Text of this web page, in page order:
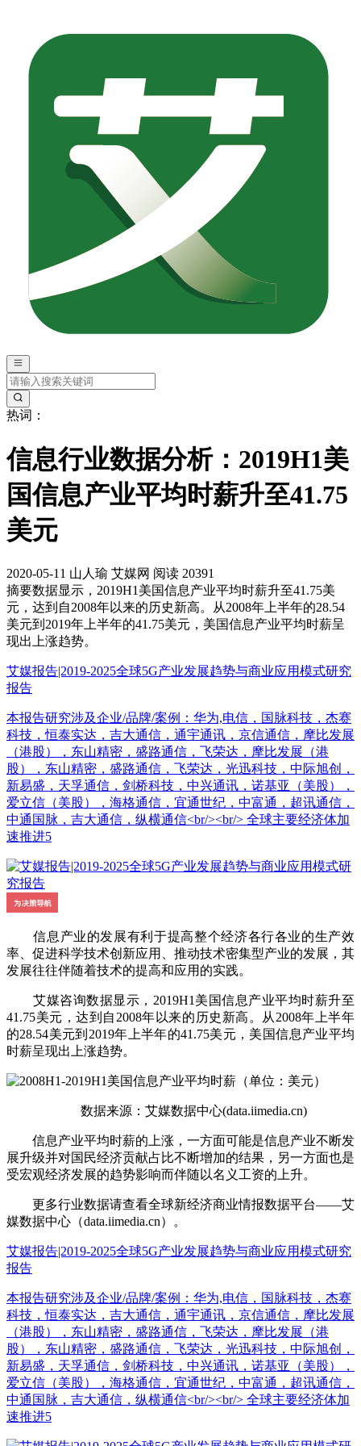
热词：
信息行业数据分析：2019H1美
国信息产业平均时薪升至41.75
美元
2020-05-11 山人瑜 艾媒网 阅读 20391
摘要数据显示，2019H1美国信息产业平均时薪升至41.75美
元，达到自2008年以来的历史新高。从2008年上半年的28.54
美元到2019年上半年的41.75美元，美国信息产业平均时薪呈
现出上涨趋势。
艾媒报告|2019-2025全球5G产业发展趋势与商业应用模式研究
报告
本报告研究涉及企业/品牌/案例：华为,电信，国脉科技，杰赛
科技，恒泰实达，吉大通信，通宇通讯，京信通信，摩比发展
（港股），东山精密，盛路通信，飞荣达，摩比发展（港
股），东山精密，盛路通信，飞荣达，光迅科技，中际旭创，
新易盛，天孚通信，剑桥科技，中兴通讯，诺基亚（美股），
爱立信（美股），海格通信，宜通世纪，中富通，超讯通信，
中通国脉，吉大通信，纵横通信<br/><br/> 全球主要经济体加
速推进5
信息产业的发展有利于提高整个经济各行各业的生产效
率、促进科学技术创新应用、推动技术密集型产业的发展，其
发展往往伴随着技术的提高和应用的实践。
艾媒咨询数据显示，2019H1美国信息产业平均时薪升至
41.75美元，达到自2008年以来的历史新高。从2008年上半年
的28.54美元到2019年上半年的41.75美元，美国信息产业平均
时薪呈现出上涨趋势。
数据来源：艾媒数据中心(data.iimedia.cn)
信息产业平均时薪的上涨，一方面可能是信息产业不断发
展升级并对国民经济贡献占比不断增加的结果，另一方面也是
受宏观经济发展的趋势影响而伴随以名义工资的上升。
更多行业数据请查看全球新经济商业情报数据平台——艾
媒数据中心（data.iimedia.cn）。
艾媒报告|2019-2025全球5G产业发展趋势与商业应用模式研究
报告
本报告研究涉及企业/品牌/案例：华为,电信，国脉科技，杰赛
科技，恒泰实达，吉大通信，通宇通讯，京信通信，摩比发展
（港股），东山精密，盛路通信，飞荣达，摩比发展（港
股），东山精密，盛路通信，飞荣达，光迅科技，中际旭创，
新易盛，天孚通信，剑桥科技，中兴通讯，诺基亚（美股），
爱立信（美股），海格通信，宜通世纪，中富通，超讯通信，
中通国脉，吉大通信，纵横通信<br/><br/> 全球主要经济体加
速推进5